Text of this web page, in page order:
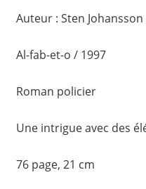
Auteur : Sten Johansson
Al-fab-et-o / 1997
Roman policier
Une intrigue avec des
76 page, 21 cm